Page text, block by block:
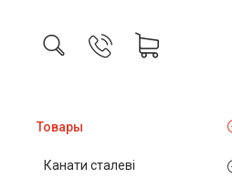
Товары
Канати сталеві